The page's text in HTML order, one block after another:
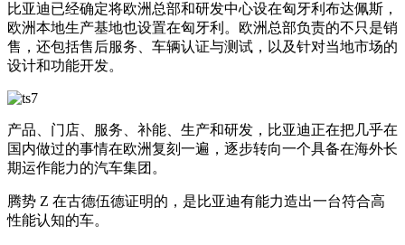
比亚迪已经确定将欧洲总部和研发中心设在匈牙利布达佩斯，
欧洲本地生产基地也设置在匈牙利。欧洲总部负责的不只是销
售，还包括售后服务、车辆认证与测试，以及针对当地市场的
设计和功能开发。
产品、门店、服务、补能、生产和研发，比亚迪正在把几乎在
国内做过的事情在欧洲复刻一遍，逐步转向一个具备在海外长
期运作能力的汽车集团。
腾势 Z 在古德伍德证明的，是比亚迪有能力造出一台符合高
性能认知的车。